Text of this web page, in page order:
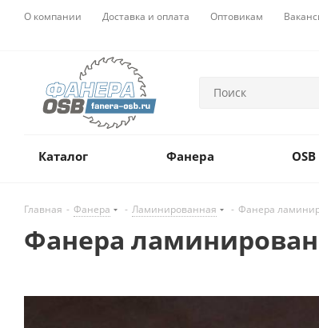
О компании Доставка и оплата Оптовикам
Каталог Фанера OSB
Главная - Фанера - Ламинированная - Фанера
Фанера